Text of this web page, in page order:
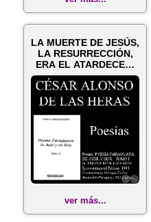
LA MUERTE DE JESÚS,
LA RESURRECCIÓN,
ERA EL ATARDECER,
¡AMAR, A T...
ver más...